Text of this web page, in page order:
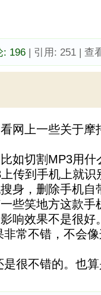
: 196| 引用: 251 | 查
网上一些关于摩
如切割MP3用什
传到手机上就识
身，删除手机自
些笑地方这款手
响效果不是很好
常不错，不会
很不错的。也